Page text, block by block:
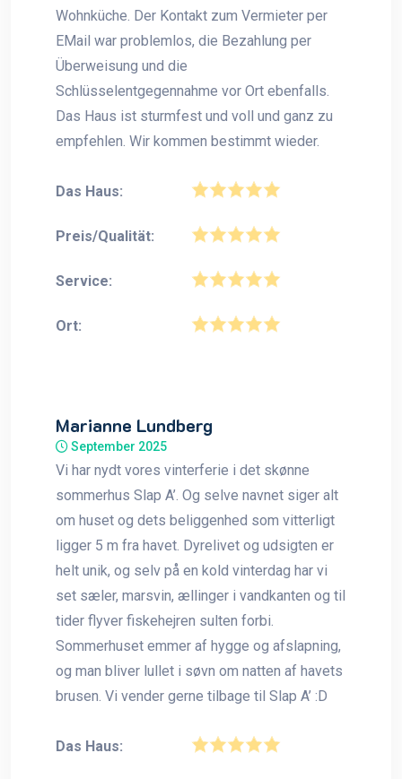
Wohnküche. Der Kontakt zum Vermieter per
EMail war problemlos, die Bezahlung per
Überweisung und die
Schlüsselentgegennahme vor Ort ebenfalls.
Das Haus ist sturmfest und voll und ganz zu
empfehlen. Wir kommen bestimmt wieder.
Das Haus:
Preis/Qualität:
Service:
Ort:
Marianne Lundberg
September 2025
Vi har nydt vores vinterferie i det skønne
sommerhus Slap A’. Og selve navnet siger alt
om huset og dets beliggenhed som vitterligt
ligger 5 m fra havet. Dyrelivet og udsigten er
helt unik, og selv på en kold vinterdag har vi
set sæler, marsvin, ællinger i vandkanten og til
tider flyver fiskehejren sulten forbi.
Sommerhuset emmer af hygge og afslapning,
og man bliver lullet i søvn om natten af havets
brusen. Vi vender gerne tilbage til Slap A’ :D
Das Haus: